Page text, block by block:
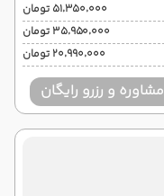
۵۱٬۳۵۰٬۰۰۰ تومان
۳۵٬۹۵۰٬۰۰۰ تومان
۲۰٬۹۹۰٬۰۰۰ تومان
مشاوره و رزرو رایگان